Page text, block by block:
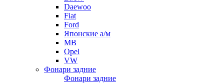
Daewoo
Fiat
Ford
Японские а/м
MB
Opel
VW
Фонари задние
Фонари задние